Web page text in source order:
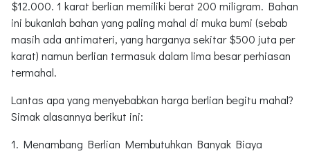
$12.000. 1 karat berlian memiliki berat 200 miligram. Bahan
ini bukanlah bahan yang paling mahal di muka bumi (sebab
masih ada antimateri, yang harganya sekitar $500 juta per
karat) namun berlian termasuk dalam lima besar perhiasan
termahal.
Lantas apa yang menyebabkan harga berlian begitu mahal?
Simak alasannya berikut ini:
1. Menambang Berlian Membutuhkan Banyak Biaya